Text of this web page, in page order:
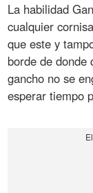
La habilidad
cualquier
que este y
borde de donde
gancho no se
esperar tiempo